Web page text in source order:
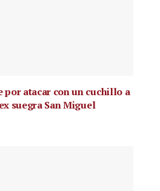
por atacar con un cuchillo a
suegra San Miguel